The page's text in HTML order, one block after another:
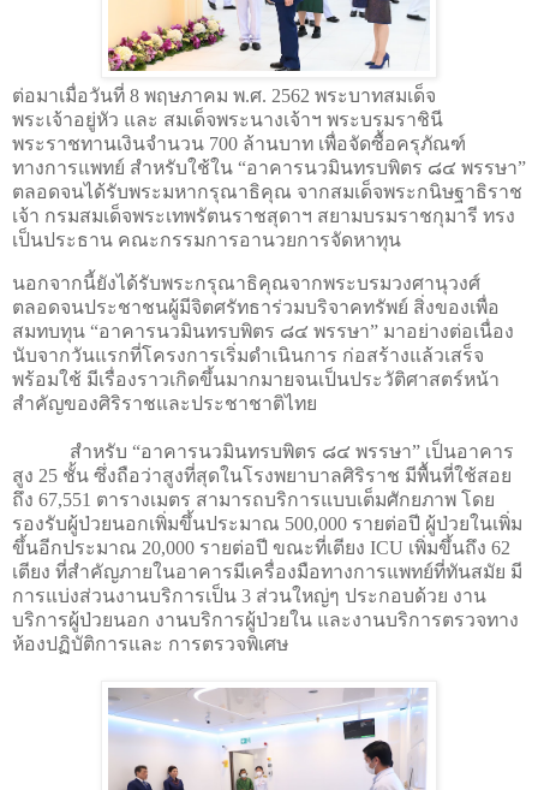
ต่อมาเมื่อวันที่ 8 พฤษภาคม พ.ศ. 2562 พระบาทสมเด็จ
พระเจ้าอยู่หัว และ สมเด็จพระนางเจ้าฯ พระบรมราชินี
พระราชทานเงินจำนวน 700 ล้านบาท เพื่อจัดซื้อครุภัณฑ์
ทางการแพทย์ สำหรับใช้ใน “อาคารนวมินทรบพิตร ๘๔ พรรษา”
ตลอดจนได้รับพระมหากรุณาธิคุณ จากสมเด็จพระกนิษฐาธิราช
เจ้า กรมสมเด็จพระเทพรัตนราชสุดาฯ สยามบรมราชกุมารี ทรง
เป็นประธาน คณะกรรมการอานวยการจัดหาทุน
นอกจากนี้ยังได้รับพระกรุณาธิคุณจากพระบรมวงศานุวงศ์
ตลอดจนประชาชนผู้มีจิตศรัทธาร่วมบริจาคทรัพย์ สิ่งของเพื่อ
สมทบทุน “อาคารนวมินทรบพิตร ๘๔ พรรษา” มาอย่างต่อเนื่อง
นับจากวันแรกที่โครงการเริ่มดำเนินการ ก่อสร้างแล้วเสร็จ
พร้อมใช้ มีเรื่องราวเกิดขึ้นมากมายจนเป็นประวัติศาสตร์หน้า
สำคัญของศิริราชและประชาชาติไทย
สำหรับ “อาคารนวมินทรบพิตร ๘๔ พรรษา” เป็นอาคาร
สูง 25 ชั้น ซึ่งถือว่าสูงที่สุดในโรงพยาบาลศิริราช มีพื้นที่ใช้สอย
ถึง 67,551 ตารางเมตร สามารถบริการแบบเต็มศักยภาพ โดย
รองรับผู้ป่วยนอกเพิ่มขึ้นประมาณ 500,000 รายต่อปี ผู้ป่วยในเพิ่ม
ขึ้นอีกประมาณ 20,000 รายต่อปี ขณะที่เตียง ICU เพิ่มขึ้นถึง 62
เตียง ที่สำคัญภายในอาคารมีเครื่องมือทางการแพทย์ที่ทันสมัย มี
การแบ่งส่วนงานบริการเป็น 3 ส่วนใหญ่ๆ ประกอบด้วย งาน
บริการผู้ป่วยนอก งานบริการผู้ป่วยใน และงานบริการตรวจทาง
ห้องปฏิบัติการและ การตรวจพิเศษ